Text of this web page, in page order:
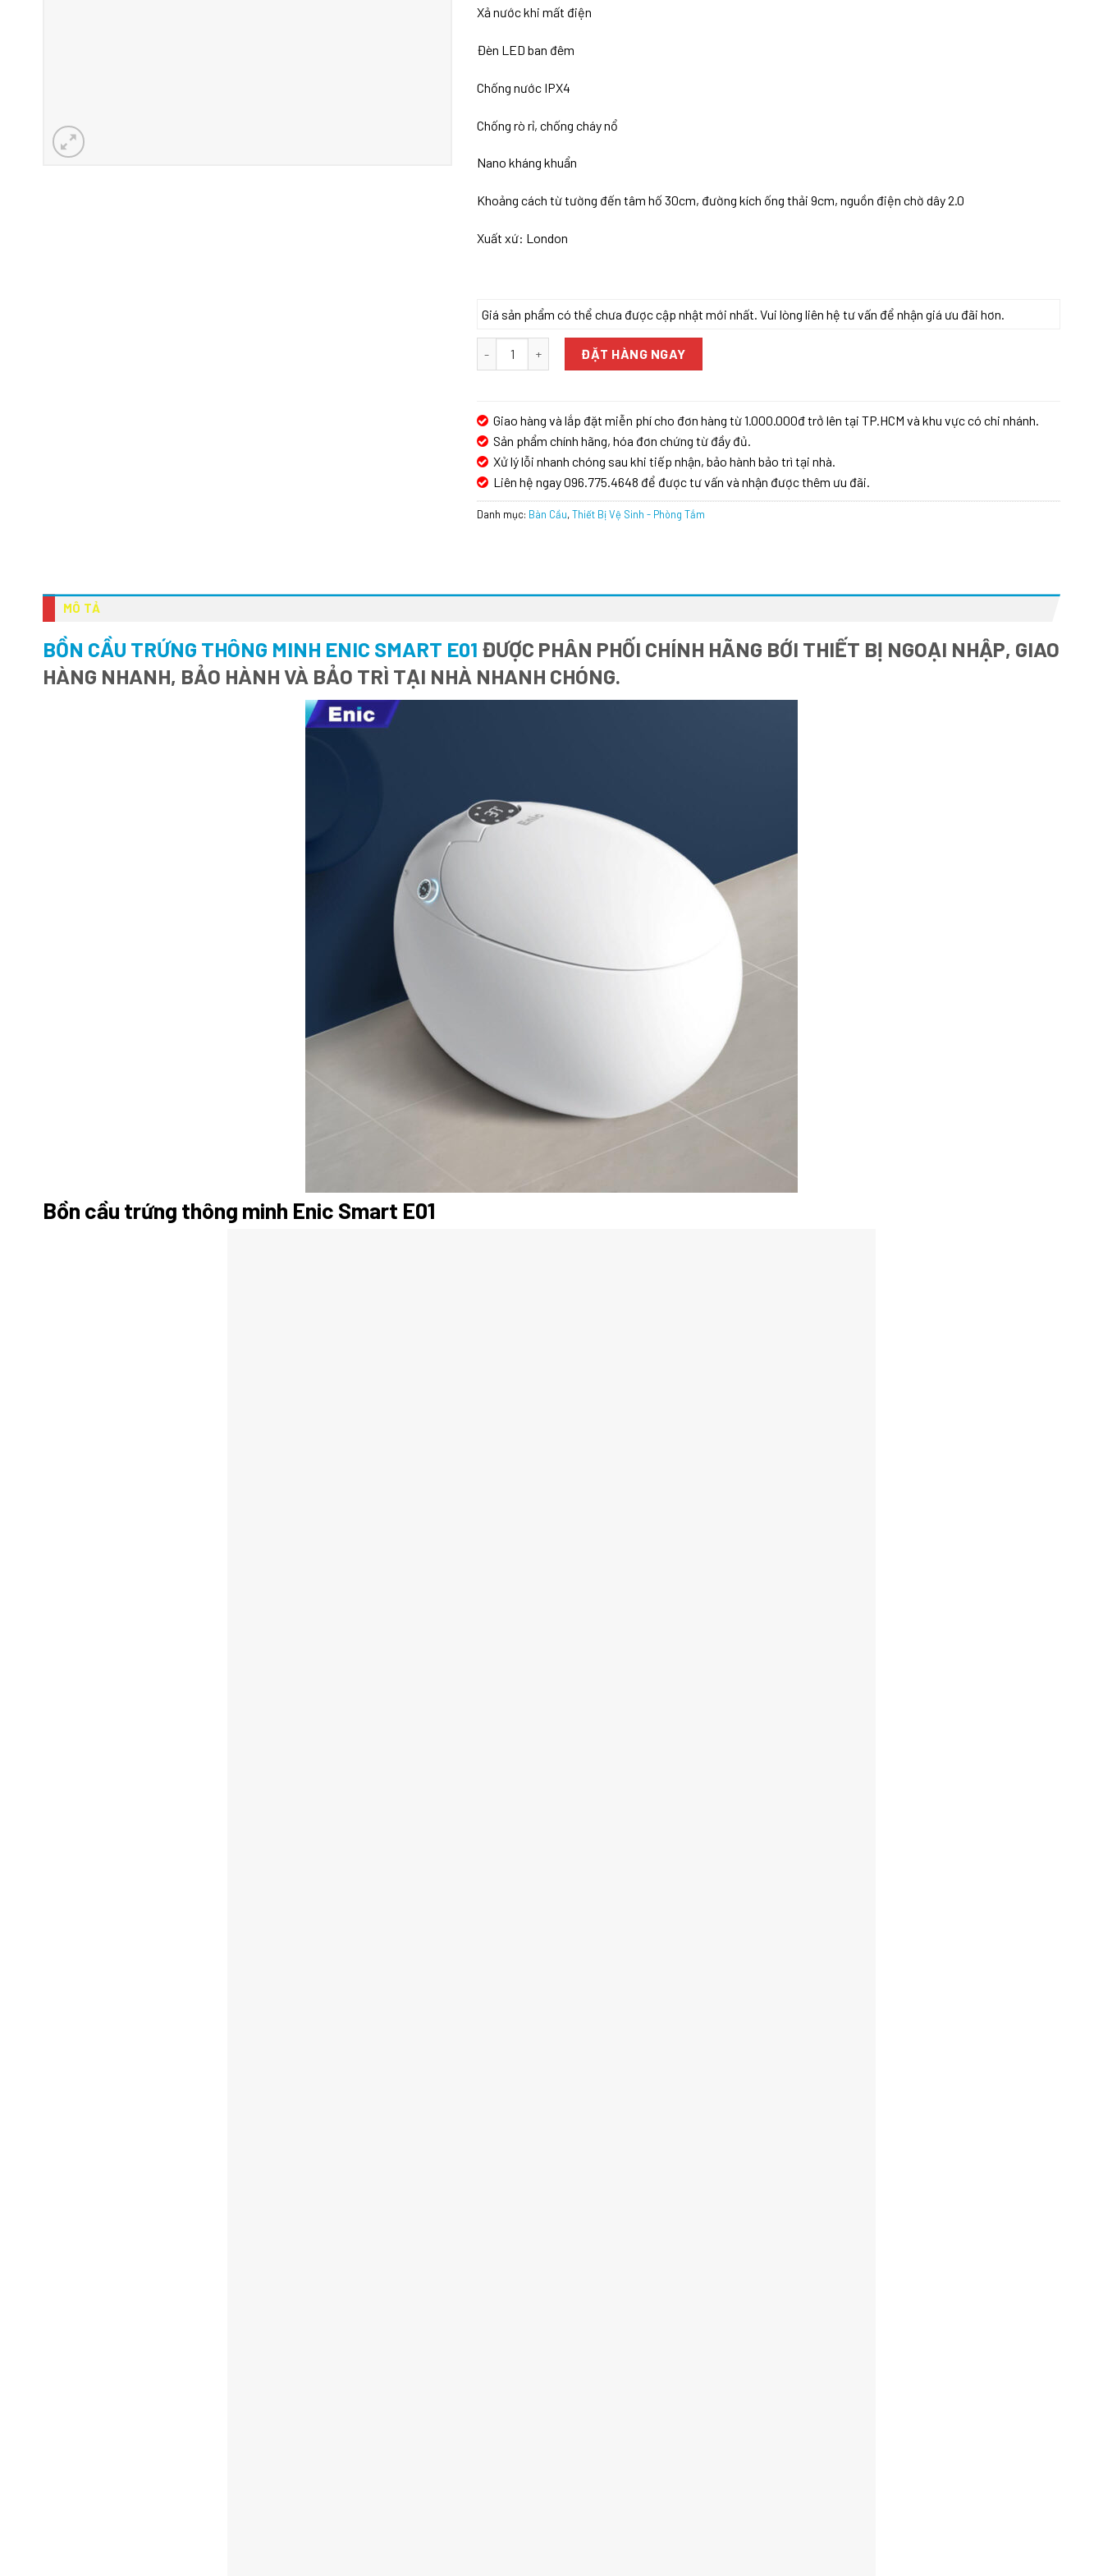
Xả nước khi mất điện
Đèn LED ban đêm
Chống nước IPX4
Chống rò rỉ, chống cháy nổ
Nano kháng khuẩn
Khoảng cách từ tường đến tâm hố 30cm, đường kích ống thải 9cm, nguồn điện chờ dây 2.0
Xuất xứ: London
Giá sản phẩm có thể chưa được cập nhật mới nhất. Vui lòng liên hệ tư vấn để nhận giá ưu đãi hơn.
Bồn cầu trứng thông minh Enic Smart E01 số lượng
ĐẶT HÀNG NGAY
Giao hàng và lắp đặt miễn phí cho đơn hàng từ 1.000.000đ trở lên tại TP.HCM và khu vực có chi nhánh.
Sản phẩm chính hãng, hóa đơn chứng từ đầy đủ.
Xử lý lỗi nhanh chóng sau khi tiếp nhận, bảo hành bảo trì tại nhà.
Liên hệ ngay 096.775.4648 để được tư vấn và nhận được thêm ưu đãi.
Danh mục: Bàn Cầu,Thiết Bị Vệ Sinh - Phòng Tắm
MÔ TẢ
BỒN CẦU TRỨNG THÔNG MINH ENIC SMART E01 ĐƯỢC PHÂN PHỐI CHÍNH HÃNG BỚI THIẾT BỊ NGOẠI NHẬP, GIAO
HÀNG NHANH, BẢO HÀNH VÀ BẢO TRÌ TẠI NHÀ NHANH CHÓNG.
Bồn cầu trứng thông minh Enic Smart E01